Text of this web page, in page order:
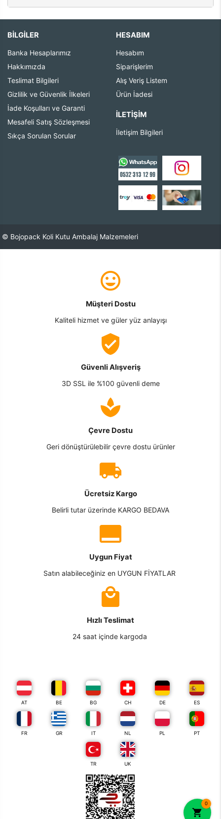
0
BİLGİLER
Banka Hesaplarımız
Hakkımızda
Teslimat Bilgileri
Gizlilik ve Güvenlik İlkeleri
İade Koşulları ve Garanti
Mesafeli Satış Sözleşmesi
Sıkça Sorulan Sorular
HESABIM
Hesabım
Siparişlerim
Alış Veriş Listem
Ürün İadesi
İLETIŞIM
İletişim Bilgileri
© Bojopack Koli Kutu Ambalaj Malzemeleri
Müşteri Dostu
Kaliteli hizmet ve güler yüz anlayışı
Güvenli Alışveriş
3D SSL ile %100 güvenli deme
Çevre Dostu
Geri dönüştürülebilir çevre dostu ürünler
Ücretsiz Kargo
Belirli tutar üzerinde KARGO BEDAVA
Uygun Fiyat
Satın alabileceğiniz en UYGUN FİYATLAR
Hızlı Teslimat
24 saat içinde kargoda
AT BE BG CH DE ES
FR GR IT NL PL PT
TR UK